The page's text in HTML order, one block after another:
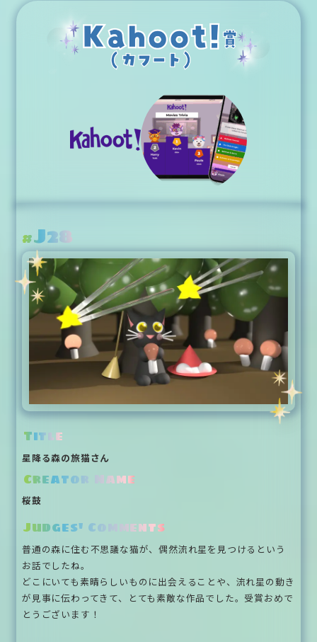
#J28
Title
星降る森の旅猫さん
Creator Name
桜鼓
Judges' Comments
普通の森に住む不思議な猫が、偶然流れ星を見つけるという
お話でしたね。
どこにいても素晴らしいものに出会えることや、流れ星の動き
が見事に伝わってきて、とても素敵な作品でした。受賞おめで
とうございます！